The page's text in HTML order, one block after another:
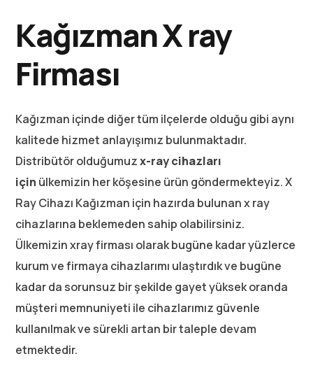
Kağızman X ray
Firması
Kağızman içinde diğer tüm ilçelerde olduğu gibi aynı
kalitede hizmet anlayışımız bulunmaktadır.
Distribütör olduğumuzx-ray cihazları
için ülkemizin her köşesine ürün göndermekteyiz. X
Ray Cihazı Kağızman için hazırda bulunan x ray
cihazlarına beklemeden sahip olabilirsiniz.
Ülkemizin xray firması olarak bugüne kadar yüzlerce
kurum ve firmaya cihazlarımı ulaştırdık ve bugüne
kadar da sorunsuz bir şekilde gayet yüksek oranda
müşteri memnuniyeti ile cihazlarımız güvenle
kullanılmak ve sürekli artan bir taleple devam
etmektedir.